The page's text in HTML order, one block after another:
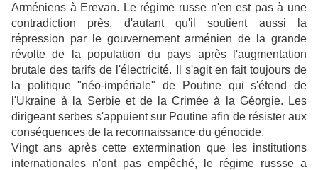
Arméniens à Erevan. Le régime russe n'en est pas à une
contradiction près, d'autant qu'il soutient aussi la
répression par le gouvernement arménien de la grande
révolte de la population du pays après l'augmentation
brutale des tarifs de l'électricité. Il s'agit en fait toujours de
la politique "néo-impériale" de Poutine qui s'étend de
l'Ukraine à la Serbie et de la Crimée à la Géorgie. Les
dirigeant serbes s'appuient sur Poutine afin de résister aux
conséquences de la reconnaissance du génocide.
Vingt ans après cette extermination que les institutions
internationales n'ont pas empêché, le régime russse a